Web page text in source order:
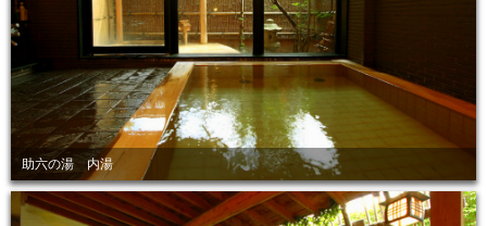
助六の湯 内湯